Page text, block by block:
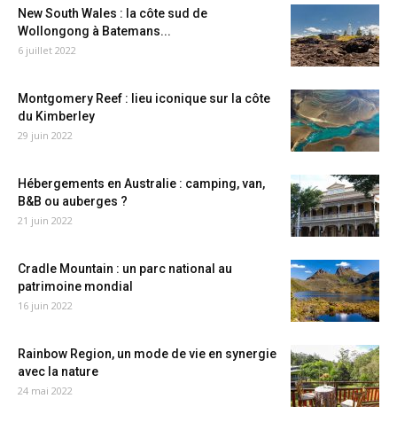
New South Wales : la côte sud de
Wollongong à Batemans...
6 juillet 2022
Montgomery Reef : lieu iconique sur la côte
du Kimberley
29 juin 2022
Hébergements en Australie : camping, van,
B&B ou auberges ?
21 juin 2022
Cradle Mountain : un parc national au
patrimoine mondial
16 juin 2022
Rainbow Region, un mode de vie en synergie
avec la nature
24 mai 2022